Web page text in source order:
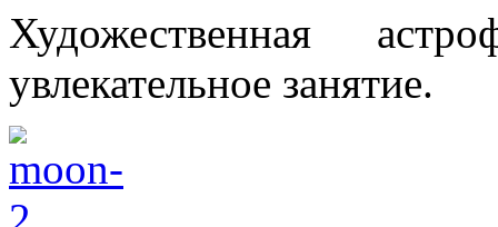
Художественная
увлекательное занятие.